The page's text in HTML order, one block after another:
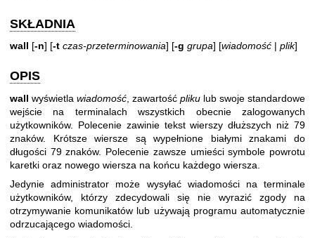
SKŁADNIA
wall [-n] [-t czas-przeterminowania] [-g grupa] [wiadomość | plik]
OPIS
wall wyświetla wiadomość , zawartość pliku lub swoje standardowe
wejście na terminalach wszystkich obecnie zalogowanych
użytkowników. Polecenie zawinie tekst wierszy dłuższych niż 79
znaków. Krótsze wiersze są wypełnione białymi znakami do
długości 79 znaków. Polecenie zawsze umieści symbole powrotu
karetki oraz nowego wiersza na końcu każdego wiersza.
Jedynie administrator może wysyłać wiadomości na terminale
użytkowników, którzy zdecydowali się nie wyrazić zgody na
otrzymywanie komunikatów lub używają programu automatycznie
odrzucającego wiadomości.